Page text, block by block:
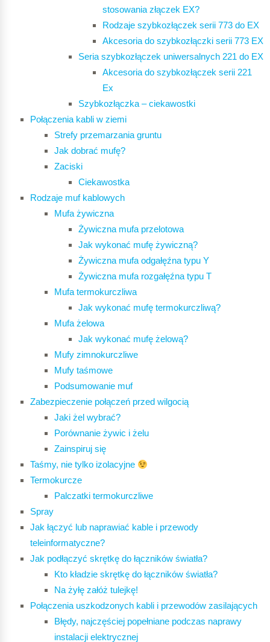
stosowania złączek EX?
Rodzaje szybkozłączek serii 773 do EX
Akcesoria do szybkozłączki serii 773 EX
Seria szybkozłączek uniwersalnych 221 do EX
Akcesoria do szybkozłączek serii 221
Ex
Szybkozłączka – ciekawostki
Połączenia kabli w ziemi
Strefy przemarzania gruntu
Jak dobrać mufę?
Zaciski
Ciekawostka
Rodzaje muf kablowych
Mufa żywiczna
Żywiczna mufa przelotowa
Jak wykonać mufę żywiczną?
Żywiczna mufa odgałęźna typu Y
Żywiczna mufa rozgałęźna typu T
Mufa termokurczliwa
Jak wykonać mufę termokurczliwą?
Mufa żelowa
Jak wykonać mufę żelową?
Mufy zimnokurczliwe
Mufy taśmowe
Podsumowanie muf
Zabezpieczenie połączeń przed wilgocią
Jaki żel wybrać?
Porównanie żywic i żelu
Zainspiruj się
Taśmy, nie tylko izolacyjne
Termokurcze
Palczatki termokurczliwe
Spray
Jak łączyć lub naprawiać kable i przewody
teleinformatyczne?
Jak podłączyć skrętkę do łączników światła?
Kto kładzie skrętkę do łączników światła?
Na żyłę załóż tulejkę!
Połączenia uszkodzonych kabli i przewodów zasilających
Błędy, najczęściej popełniane podczas naprawy
instalacji elektrycznej